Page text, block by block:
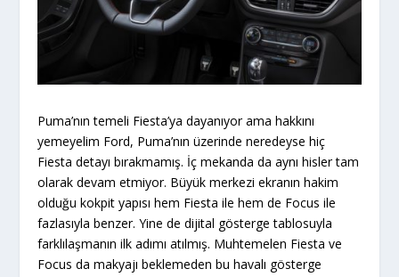
Puma’nın temeli Fiesta’ya dayanıyor ama hakkını
yemeyelim Ford, Puma’nın üzerinde neredeyse hiç
Fiesta detayı bırakmamış. İç mekanda da aynı hisler tam
olarak devam etmiyor. Büyük merkezi ekranın hakim
olduğu kokpit yapısı hem Fiesta ile hem de Focus ile
fazlasıyla benzer. Yine de dijital gösterge tablosuyla
farklılaşmanın ilk adımı atılmış. Muhtemelen Fiesta ve
Focus da makyajı beklemeden bu havalı gösterge